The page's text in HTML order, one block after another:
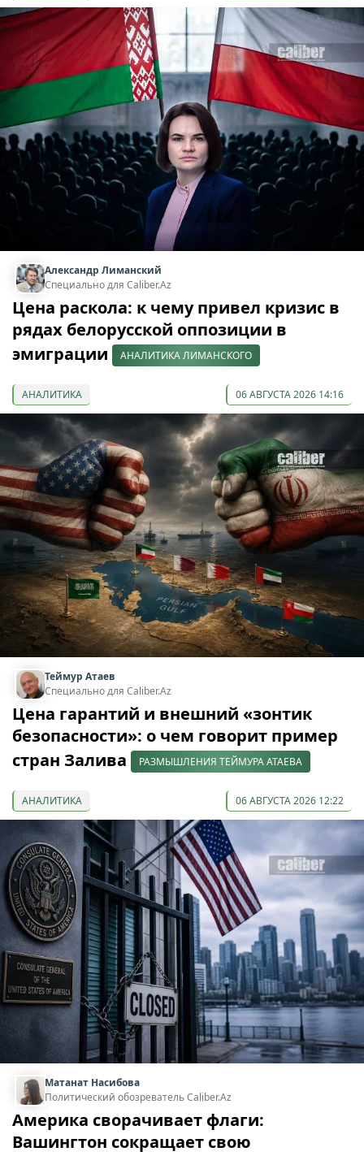
Александр Лиманский
Специально для Caliber.Az
Цена раскола: к чему привел кризис в
рядах белорусской оппозиции в
эмиграции
АНАЛИТИКА ЛИМАНСКОГО
АНАЛИТИКА 06 АВГУСТА 2026 14:16
Теймур Атаев
Специально для Caliber.Az
Цена гарантий и внешний «зонтик
безопасности»: о чем говорит пример
стран Залива
РАЗМЫШЛЕНИЯ ТЕЙМУРА АТАЕВА
АНАЛИТИКА 06 АВГУСТА 2026 12:22
Матанат Насибова
Политический обозреватель Caliber.Az
Америка сворачивает флаги:
Вашингтон сокращает свою